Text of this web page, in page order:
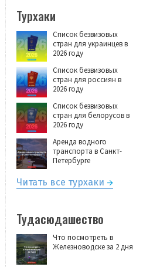
Турхаки
Список безвизовых
стран для украинцев в
2026 году
Список безвизовых
стран для россиян в
2026 году
Список безвизовых
стран для белорусов в
2026 году
Аренда водного
транспорта в Санкт-
Петербурге
Читать все турхаки
Тудасюдашество
Что посмотреть в
Железноводске за 2 дня